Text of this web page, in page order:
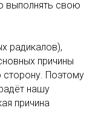
выполнять свою
радикалов),
причины
Поэтому
нашу
причина